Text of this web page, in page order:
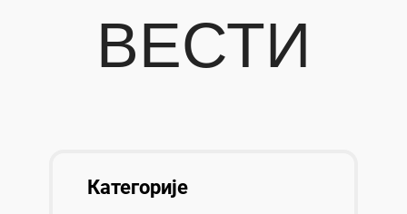
ВЕСТИ
Категорије